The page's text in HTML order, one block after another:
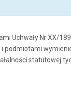
Uchwały Nr XX/
podmiotami
statutowej